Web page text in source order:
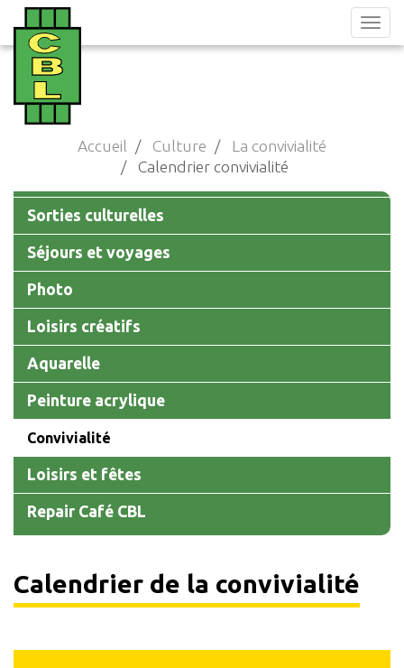
Aller
au
contenu
principal
Accueil Culture
La convivialité
Calendrier convivialité
Main
navigation
Sorties culturelles
Séjours et voyages
Photo
Loisirs créatifs
Aquarelle
Peinture acrylique
Convivialité
Loisirs et fêtes
Repair Café CBL
Calendrier de la convivialité